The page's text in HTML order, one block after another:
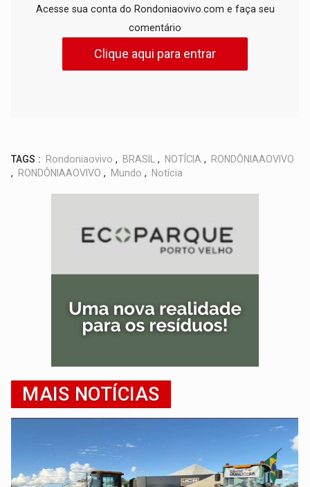
Acesse sua conta do Rondoniaovivo.com e faça seu
comentário
Clique aqui para entrar
TAGS : Rondoniaovivo , BRASIL , NOTÍCIA ,
RONDÔNIAAOVIVO
,
RONDÔNIAAOVIVO , Mundo , Notícia
MAIS NOTÍCIAS